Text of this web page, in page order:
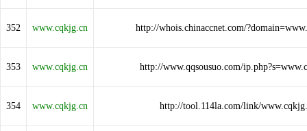
352 www.cqkjg.cn http://whois.chinaccnet.com/
353 www.cqkjg.cn http://www.qqsousuo.com/
354 www.cqkjg.cn http://tool.114la.com/link/